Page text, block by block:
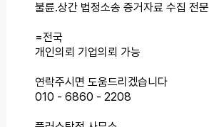
불륜.상간 법정소송 증거자료 수집 전문
=전국
개인의뢰 기업의뢰 가능
연락주시면 도움드리겠습니다
010 - 6860 - 2208